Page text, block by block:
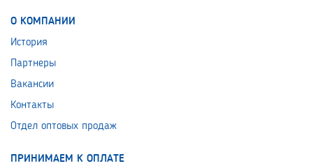
О КОМПАНИИ
История
Партнеры
Вакансии
Контакты
Отдел оптовых продаж
ПРИНИМАЕМ К ОПЛАТЕ